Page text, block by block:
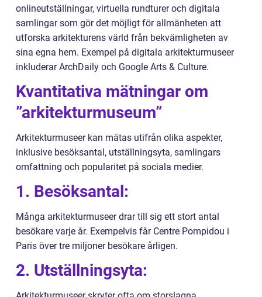
onlineutställningar, virtuella rundturer och digitala
samlingar som gör det möjligt för allmänheten att
utforska arkitekturens värld från bekvämligheten av
sina egna hem. Exempel på digitala arkitekturmuseer
inkluderar ArchDaily och Google Arts & Culture.
Kvantitativa mätningar om
”arkitekturmuseum”
Arkitekturmuseer kan mätas utifrån olika aspekter,
inklusive besöksantal, utställningsyta, samlingars
omfattning och popularitet på sociala medier.
1. Besöksantal:
Många arkitekturmuseer drar till sig ett stort antal
besökare varje år. Exempelvis får Centre Pompidou i
Paris över tre miljoner besökare årligen.
2. Utställningsyta: